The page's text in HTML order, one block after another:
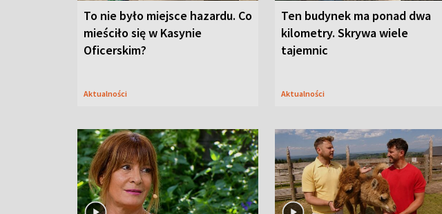
To nie było miejsce hazardu. Co
mieściło się w Kasynie
Oficerskim?
Aktualności
Ten budynek ma ponad dwa
kilometry. Skrywa wiele
tajemnic
Aktualności